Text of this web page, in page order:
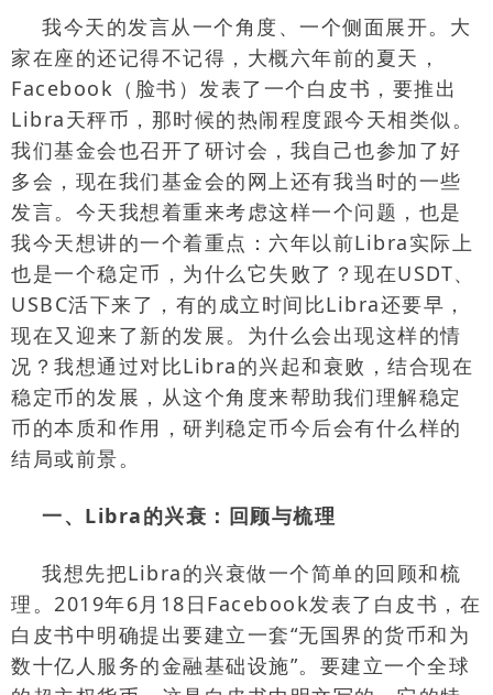
我今天的发言从一个角度、一个侧面展开。大
家在座的还记得不记得，大概六年前的夏天，
Facebook （脸书）发表了一个白皮书，要推出
Libra天秤币，那时候的热闹程度跟今天相类似。
我们基金会也召开了研讨会，我自己也参加了好
多会，现在我们基金会的网上还有我当时的一些
发言。今天我想着重来考虑这样一个问题，也是
我今天想讲的一个着重点：六年以前Libra实际上
也是一个稳定币，为什么它失败了？现在USDT、
USBC活下来了，有的成立时间比Libra还要早，
现在又迎来了新的发展。为什么会出现这样的情
况？我想通过对比Libra的兴起和衰败，结合现在
稳定币的发展，从这个角度来帮助我们理解稳定
币的本质和作用，研判稳定币今后会有什么样的
结局或前景。
一、 Libra的兴衰：回顾与梳理
我想先把Libra的兴衰做一个简单的回顾和梳
理。 2019年6月 18日 Facebook发表了白皮书，在
白皮书中明确提出要建立一套“无国界的货币和为
数十亿人服务的金融基础设施”。要建立一个全球